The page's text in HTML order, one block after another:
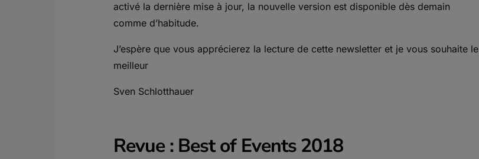
activé la dernière mise à jour, la nouvelle version est disponible dès demain
comme d’habitude.
J’espère que vous apprécierez la lecture de cette newsletter et je vous souhaite le
meilleur
Sven Schlotthauer
Revue : Best of Events 2018